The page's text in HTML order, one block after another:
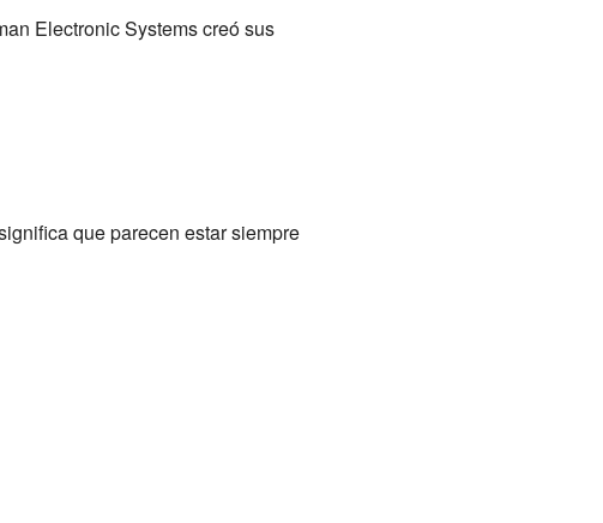
Electronic Systems creó sus
que parecen estar siempre